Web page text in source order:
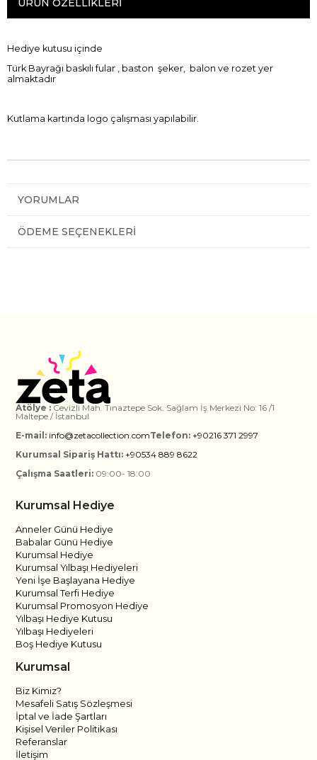
ÜRÜN ÖZELLIKLERI
Hediye kutusu içinde
Türk Bayrağı baskılı fular , baston şeker, balon ve rozet yer
almaktadır
Kutlama kartında logo çalışması yapılabilir.
YORUMLAR
ÖDEME SEÇENEKLERI
Atölye : Cevizli Mah. Tınaztepe Sok. Sağlam İş Merkezi No: 16 /1
Maltepe / İstanbul
E-mail: info@zetacollection.comTelefon: +90216 371 2997
Kurumsal Sipariş Hattı: +90534 889 8622
Çalışma Saatleri: 09:00- 18:00
Kurumsal Hediye
Anneler Günü Hediye
Babalar Günü Hediye
Kurumsal Hediye
Kurumsal Yılbaşı Hediyeleri
Yeni İşe Başlayana Hediye
Kurumsal Terfi Hediye
Kurumsal Promosyon Hediye
Yılbaşı Hediye Kutusu
Yılbaşı Hediyeleri
Boş Hediye Kutusu
Kurumsal
Biz Kimiz?
Mesafeli Satış Sözleşmesi
İptal ve İade Şartları
Kişisel Veriler Politikası
Referanslar
İletişim